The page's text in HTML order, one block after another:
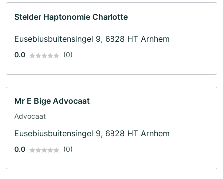
Stelder Haptonomie Charlotte
Eusebiusbuitensingel 9, 6828 HT Arnhem
0.0 (0)
Mr E Bige Advocaat
Advocaat
Eusebiusbuitensingel 9, 6828 HT Arnhem
0.0 (0)